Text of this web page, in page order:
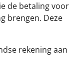
de betaling voor
brengen. Deze
rekening aan